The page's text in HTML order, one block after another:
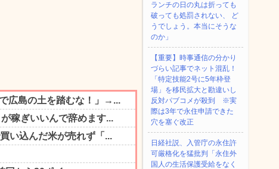
ランチの日の丸は折っても
破っても処罰されない、 ど
うでしょう。本当にそうな
のか」
【重要】時事通信の分かり
づらい記事でネット混乱！
「特定技能2号に5年枠登
場」を移民拡大と勘違いし
反対パブコメが殺到 ※実
際は3年で永住申請できた
穴を塞ぐ改正
日経社説、入管庁の永住許
可厳格化を猛批判「永住外
国人の生活保護受給をなく